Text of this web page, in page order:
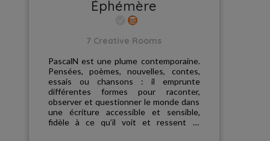
Éphémère
7 Creative Rooms
PascalN est une plume contemporaine.
Pensées, poèmes, nouvelles, contes,
essais ou chansons : il emprunte
différentes formes pour raconter,
observer et questionner le monde dans
une écriture accessible et sensible,
fidèle à ce qu’il voit et ressent —